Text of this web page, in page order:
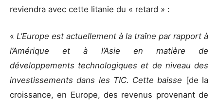
reviendra avec cette litanie du « retard » :
« L’Europe est actuellement à la traîne par rapport à
l’Amérique et à l’Asie en matière de
développements technologiques et de niveau des
investissements dans les TIC. Cette baisse [de la
croissance, en Europe, des revenus provenant de